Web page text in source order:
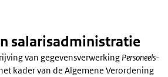
salarisadministratie
van gegevensverwerking Personeels-
kader van de Algemene Verordening